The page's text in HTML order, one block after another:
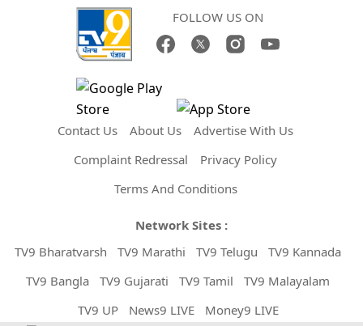
FOLLOW US ON
Contact Us About Us
Advertise With Us
Complaint Redressal
Privacy Policy
Terms And Conditions
Network Sites :
TV9 Bharatvarsh
TV9 Marathi TV9 Telugu
TV9 Kannada
TV9 Bangla
TV9 Gujarati TV9 Tamil
TV9 Malayalam
TV9 UP
News9 LIVE Money9 LIVE